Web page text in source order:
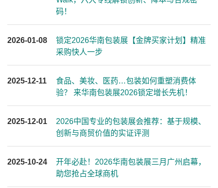
码！
2026-01-08
锁定2026华南包装展【金牌买家计划】精准
采购快人一步
2025-12-11
食品、美妆、医药…包装如何重塑消费体
验？ 来华南包装展2026锁定增长先机！
2025-12-01
2026中国专业的包装展会推荐：基于规模、
创新与商贸价值的实证评测
2025-10-24
开年必赴！2026华南包装展三月广州启幕，
助您抢占全球商机